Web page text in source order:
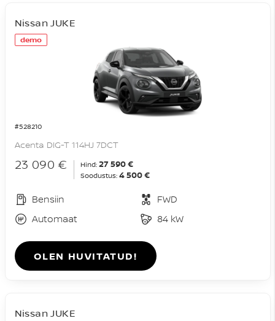
demo
#528210
Nissan JUKE
Acenta DIG-T 114HJ 7DCT
23 090 € Hind: 27 590 €
Soodustus: 4 500 €
Bensiin
FWD
Automaat
84 kW
OLEN HUVITATUD!
Nissan JUKE